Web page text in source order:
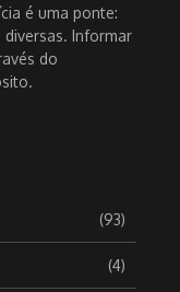
é uma ponte:
Informar
do
(93)
(4)